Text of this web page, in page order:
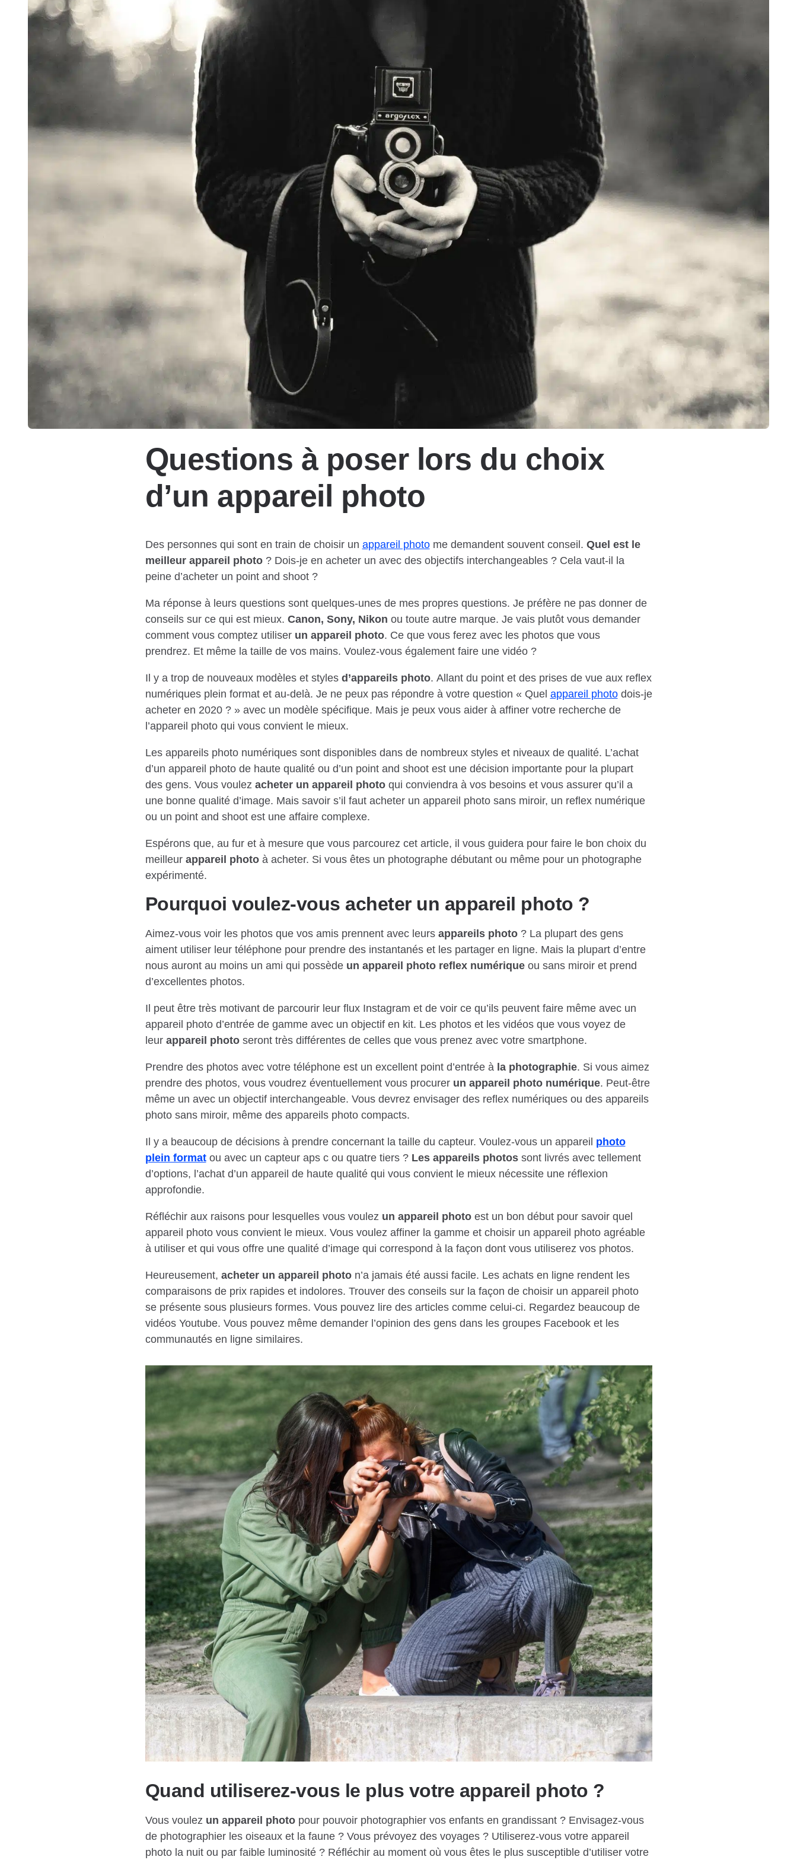
Questions à poser lors du choix
d’un appareil photo
Des personnes qui sont en train de choisir un appareil photome demandent souvent conseil. Quel est le
meilleur appareil photo? Dois-je en acheter un avec des objectifs interchangeables ? Cela vaut-il la
peine d’acheter un point and shoot ?
Ma réponse à leurs questions sont quelques-unes de mes propres questions. Je préfère ne pas donner de
conseils sur ce qui est mieux. Canon, Sony, Nikon ou toute autre marque. Je vais plutôt vous demander
comment vous comptez utiliserun appareil photo. Ce que vous ferez avec les photos que vous
prendrez. Et même la taille de vos mains. Voulez-vous également faire une vidéo ?
Il y a trop de nouveaux modèles et styles d’appareils photo. Allant du point et des prises de vue aux reflex
numériques plein format et au-delà. Je ne peux pas répondre à votre question « Quel appareil photodois-je
acheter en 2020 ? » avec un modèle spécifique. Mais je peux vous aider à affiner votre recherche de
l’appareil photo qui vous convient le mieux.
Les appareils photo numériques sont disponibles dans de nombreux styles et niveaux de qualité. L’achat
d’un appareil photo de haute qualité ou d’un point and shoot est une décision importante pour la plupart
des gens. Vous voulez acheter un appareil photoqui conviendra à vos besoins et vous assurer qu’il a
une bonne qualité d’image. Mais savoir s’il faut acheter un appareil photo sans miroir, un reflex numérique
ou un point and shoot est une affaire complexe.
Espérons que, au fur et à mesure que vous parcourez cet article, il vous guidera pour faire le bon choix du
meilleur appareil photoà acheter. Si vous êtes un photographe débutant ou même pour un photographe
expérimenté.
Pourquoi voulez-vous acheter un appareil photo ?
Aimez-vous voir les photos que vos amis prennent avec leurs appareils photo? La plupart des gens
aiment utiliser leur téléphone pour prendre des instantanés et les partager en ligne. Mais la plupart d’entre
nous auront au moins un ami qui possède un appareil photo reflex numériqueou sans miroir et prend
d’excellentes photos.
Il peut être très motivant de parcourir leur flux Instagram et de voir ce qu’ils peuvent faire même avec un
appareil photo d’entrée de gamme avec un objectif en kit. Les photos et les vidéos que vous voyez de
leur appareil photoseront très différentes de celles que vous prenez avec votre smartphone.
Prendre des photos avec votre téléphone est un excellent point d’entrée à la photographie. Si vous aimez
prendre des photos, vous voudrez éventuellement vous procurer un appareil photo numérique. Peut-être
même un avec un objectif interchangeable. Vous devrez envisager des reflex numériques ou des appareils
photo sans miroir, même des appareils photo compacts.
Il y a beaucoup de décisions à prendre concernant la taille du capteur. Voulez-vous un appareil photo
plein formatou avec un capteur aps c ou quatre tiers ? Les appareils photossont livrés avec tellement
d’options, l’achat d’un appareil de haute qualité qui vous convient le mieux nécessite une réflexion
approfondie.
Réfléchir aux raisons pour lesquelles vous voulez un appareil photoest un bon début pour savoir quel
appareil photo vous convient le mieux. Vous voulez affiner la gamme et choisir un appareil photo agréable
à utiliser et qui vous offre une qualité d’image qui correspond à la façon dont vous utiliserez vos photos.
Heureusement, acheter un appareil photon’a jamais été aussi facile. Les achats en ligne rendent les
comparaisons de prix rapides et indolores. Trouver des conseils sur la façon de choisir un appareil photo
se présente sous plusieurs formes. Vous pouvez lire des articles comme celui-ci. Regardez beaucoup de
vidéos Youtube. Vous pouvez même demander l’opinion des gens dans les groupes Facebook et les
communautés en ligne similaires.
Quand utiliserez-vous le plus votre appareil photo ?
Vous voulez un appareil photopour pouvoir photographier vos enfants en grandissant ? Envisagez-vous
de photographier les oiseaux et la faune ? Vous prévoyez des voyages ? Utiliserez-vous votre appareil
photo la nuit ou par faible luminosité ? Réfléchir au moment où vous êtes le plus susceptible d’utiliser votre